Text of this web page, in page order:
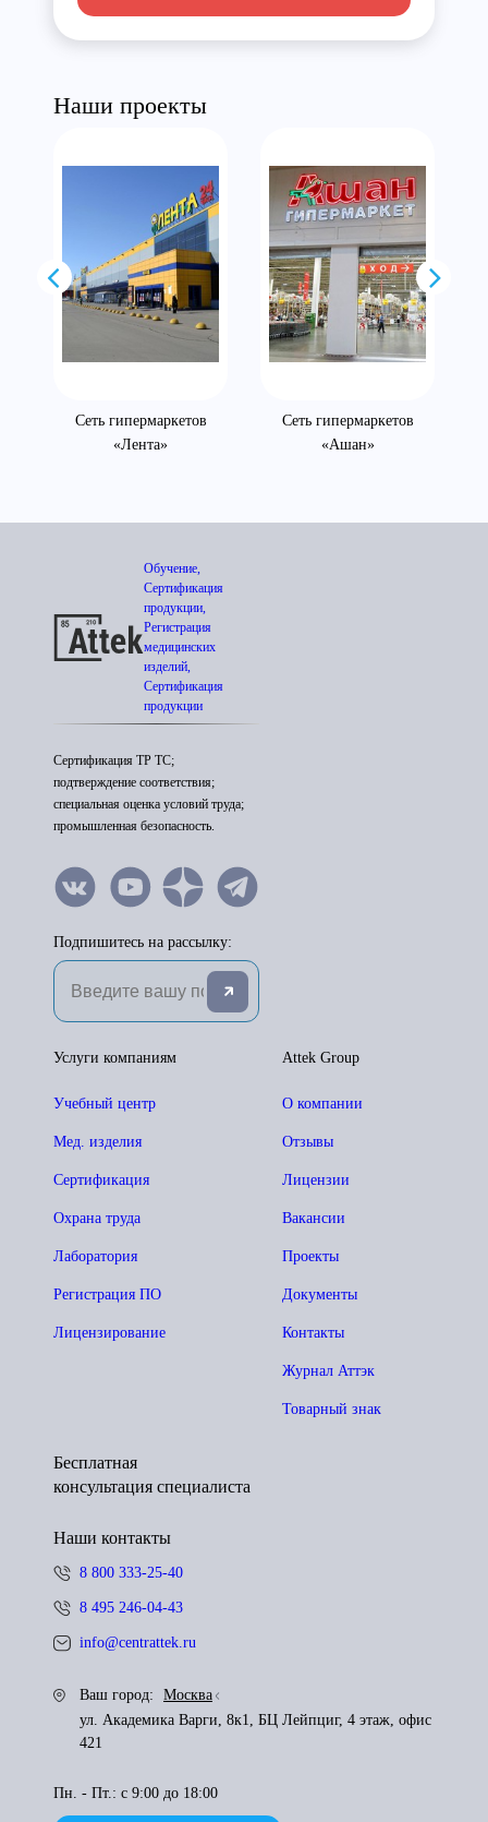
Наши проекты
Сеть гипермаркетов
«Лента»
Сеть гипермаркетов
«Ашан»
Обучение,
Сертификация
продукции,
Регистрация
медицинских
изделий,
Сертификация
продукции
Сертификация ТР ТС;
подтверждение соответствия;
специальная оценка условий труда;
промышленная безопасность.
Подпишитесь на рассылку:
Attek Group
О компании
Отзывы
Лицензии
Вакансии
Проекты
Документы
Контакты
Журнал Аттэк
Товарный знак
Услуги компаниям
Учебный центр
Мед. изделия
Сертификация
Охрана труда
Лаборатория
Регистрация ПО
Лицензирование
Бесплатная
консультация специалиста
Наши контакты
8 800 333-25-40
8 495 246-04-43
info@centrattek.ru
Ваш город:
Москва
ул. Академика Варги, 8к1, БЦ Лейпциг, 4 этаж, офис
421
Пн. - Пт.: с 9:00 до 18:00